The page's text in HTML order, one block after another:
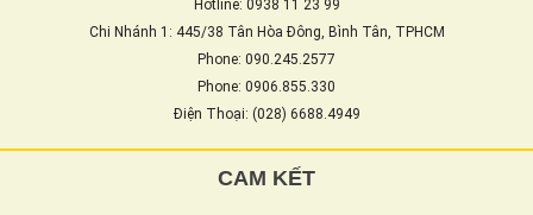
Hotline: 0938 11 23 99
Chi Nhánh 1: 445/38 Tân Hòa Đông, Bình Tân, TPHCM
Phone: 090.245.2577
Phone: 0906.855.330
Điện Thoại: (028) 6688.4949
CAM KẾT